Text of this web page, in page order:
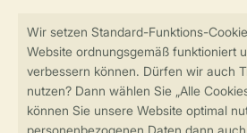
Sicher und schnell zur
Sichere Datenübertragung